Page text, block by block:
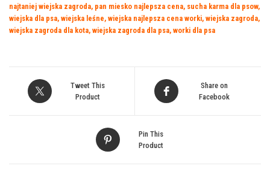
najtaniej wiejska zagroda, pan miesko najlepsza cena, sucha karma dla psow,
wiejska dla psa, wiejska leśne, wiejska najlepsza cena worki, wiejska zagroda,
wiejska zagroda dla kota, wiejska zagroda dla psa, worki dla psa
Tweet This
Product
Share on
Facebook
Pin This
Product